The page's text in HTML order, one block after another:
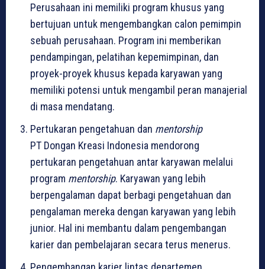
Perusahaan ini memiliki program khusus yang
bertujuan untuk mengembangkan calon pemimpin
sebuah perusahaan. Program ini memberikan
pendampingan, pelatihan kepemimpinan, dan
proyek-proyek khusus kepada karyawan yang
memiliki potensi untuk mengambil peran manajerial
di masa mendatang.
Pertukaran pengetahuan dan mentorship
PT Dongan Kreasi Indonesia mendorong
pertukaran pengetahuan antar karyawan melalui
program mentorship. Karyawan yang lebih
berpengalaman dapat berbagi pengetahuan dan
pengalaman mereka dengan karyawan yang lebih
junior. Hal ini membantu dalam pengembangan
karier dan pembelajaran secara terus menerus.